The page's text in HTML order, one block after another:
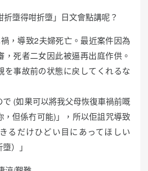
墮得咁折墮」日文會點講呢？
，導致2夫婦死亡。最近案件因為
，死者二女因此被逼再出庭作供。
を事故前の状態に戻してくれるな
(如果可以將我父母恢復車禍前嘅
，但係冇可能)」，所以佢詛咒導致
るだけひどい目にあってほしい
）」